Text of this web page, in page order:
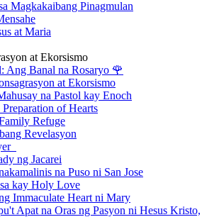
Magkakaibang Pinagmulan
at Maria
at Ekorsismo
Ang Banal na Rosaryo 🌹
at Ekorsismo
na Pastol kay Enoch
of Hearts
Refuge
Revelasyon
ng Jacarei
na Puso ni San Jose
kay Holy Love
Immaculate Heart ni Mary
Apat na Oras ng Pasyon ni Hesus Kristo,